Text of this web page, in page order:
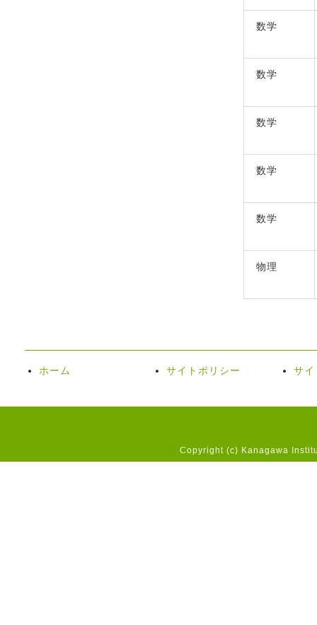
数学
数学
数学
数学
数学
物理
ホーム サイトポリシー サイ
Copyright (c) Kanagawa